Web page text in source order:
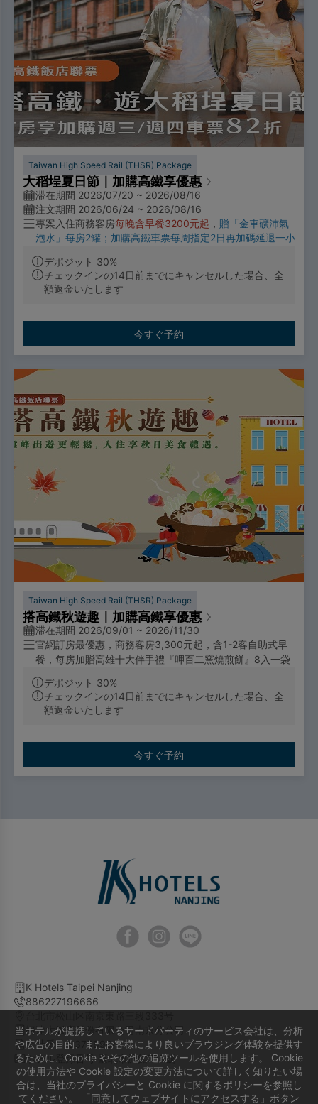
Taiwan High Speed Rail (THSR) Package
大稻埕夏日節｜加購高鐵享優惠
滞在期間 2026/07/20 ~ 2026/08/16
注文期間 2026/06/24 ~ 2026/08/16
專案入住商務客房每晚含早餐3200元起 ， 贈「金車礦沛氣
泡水」每房2罐；加購高鐵車票每周指定2日再加碼延退一小
漫過暑假!
票價優惠
🔼成人票：標準車廂對號座或商務車廂搭乘享全票票價95
🔼優待票：符合敬老、愛心、孩童身分者，享全額票價之5
デポジット 30%
チェックインの14日前までにキャンセルした場合、全
額返金いたします
今すぐ予約
Taiwan High Speed Rail (THSR) Package
搭高鐵秋遊趣｜加購高鐵享優惠
滞在期間 2026/09/01 ~ 2026/11/30
官網訂房最優惠，商務客房3,300元起，含1-2客自助式早
餐，每房加贈高雄十大伴手禮 『 呷百二窯燒煎餅』 8 入一袋
票價優惠
🔼成人票：標準車廂對號座或商務車廂搭乘享全票票價95
🔼優待票：符合敬老、愛心、孩童身分者，享全額票價之5
デポジット 30%
チェックインの14日前までにキャンセルした場合、全
額返金いたします
今すぐ予約
当ホテルが提携しているサードパーティのサービス会社は、分析
や広告の目的、またお客様により良いブラウジング体験を提供す
るために、Cookie やその他の追跡ツールを使用します。 Cookie
の使用方法や Cookie 設定の変更方法について詳しく知りたい場
合は、当社のプライバシーと Cookie に関するポリシーを参照し
てください。 「同意してウェブサイトにアクセスする」ボタン
K Hotels Taipei Nanjing
886227196666
柯達大飯店股份有限公司南京分公司
会社番号 93758964
ホテル登録番号 臺北市旅館779號